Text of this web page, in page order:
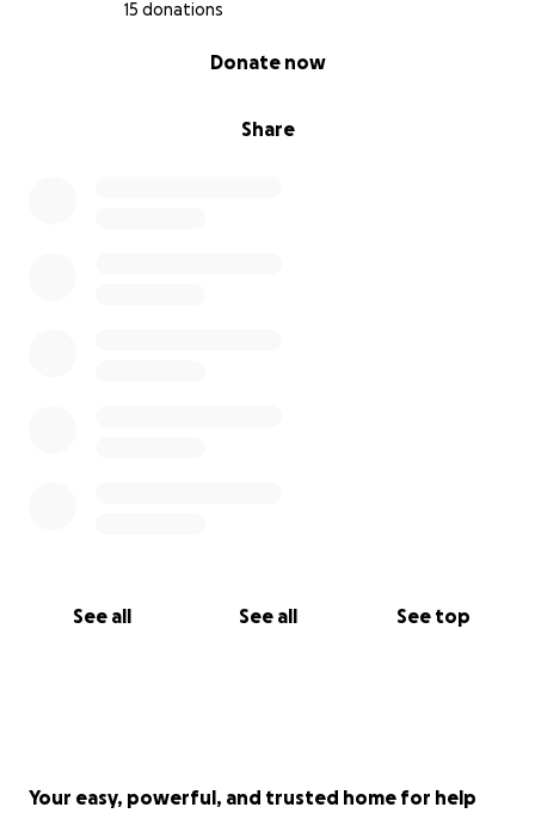
15 donations
Share
Donate now
See all See all See top
Your easy, powerful, and trusted home for help